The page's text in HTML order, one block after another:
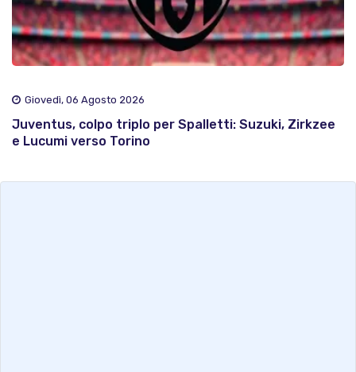
Giovedì, 06 Agosto 2026
Juventus, colpo triplo per Spalletti: Suzuki, Zirkzee
e Lucumi verso Torino